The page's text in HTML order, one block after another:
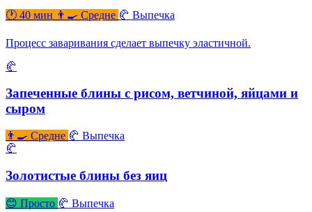
🕐 40 мин 👨‍🍳 Средне 🥐 Выпечка
Процесс заваривания сделает выпечку эластичной.
🥐
Запеченные блины с рисом, ветчиной, яйцами и
сыром
👨‍🍳 Средне 🥐 Выпечка
🥐
Золотистые блины без яиц
😊 Просто 🥐 Выпечка